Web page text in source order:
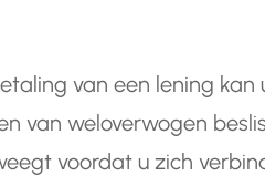
van een lening kan
van weloverwogen
voordat u zich